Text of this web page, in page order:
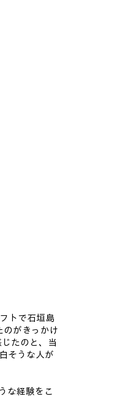
トで石垣島
のがきっかけ
たのと、当
そうな人が
な経験をこ